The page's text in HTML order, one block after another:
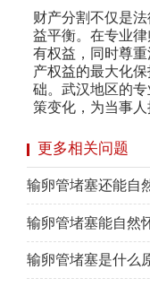
财产分割不仅是
益平衡。在专业
有权益，同时尊
产权益的最大化
础。武汉地区的
策变化，为当事人
更多相关问题
输卵管堵塞还能自
输卵管堵塞能自然
输卵管堵塞是什么